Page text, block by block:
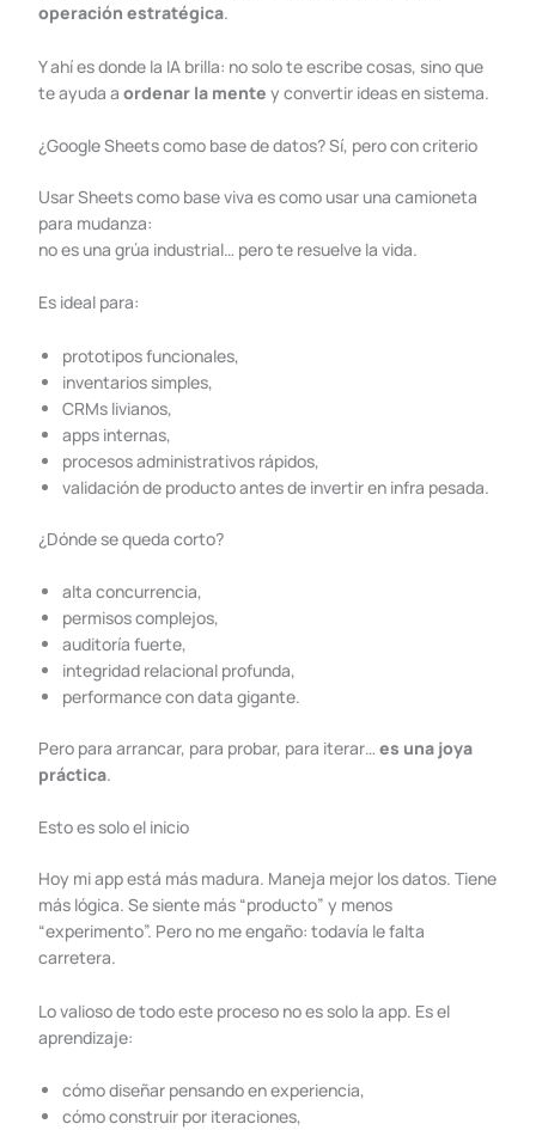
operación estratégica.
Y ahí es donde la IA brilla: no solo te escribe cosas, sino que
te ayuda a ordenar la mente y convertir ideas en sistema.
¿Google Sheets como base de datos? Sí, pero con criterio
Usar Sheets como base viva es como usar una camioneta
para mudanza:
no es una grúa industrial… pero te resuelve la vida.
Es ideal para:
prototipos funcionales,
inventarios simples,
CRMs livianos,
apps internas,
procesos administrativos rápidos,
validación de producto antes de invertir en infra pesada.
¿Dónde se queda corto?
alta concurrencia,
permisos complejos,
auditoría fuerte,
integridad relacional profunda,
performance con data gigante.
Pero para arrancar, para probar, para iterar… es una joya
práctica.
Esto es solo el inicio
Hoy mi app está más madura. Maneja mejor los datos. Tiene
más lógica. Se siente más “producto” y menos
“experimento”. Pero no me engaño: todavía le falta
carretera.
Lo valioso de todo este proceso no es solo la app. Es el
aprendizaje:
cómo diseñar pensando en experiencia,
cómo construir por iteraciones,